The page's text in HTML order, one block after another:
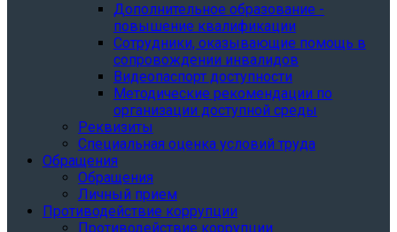
Дополнительное образование -
повышение квалификации
Сотрудники, оказывающие помощь в
сопровождении инвалидов
Видеопаспорт доступности
Методические рекомендации по
организации доступной среды
Реквизиты
Специальная оценка условий труда
Обращения
Обращения
Личный прием
Противодействие коррупции
Противодействие коррупции